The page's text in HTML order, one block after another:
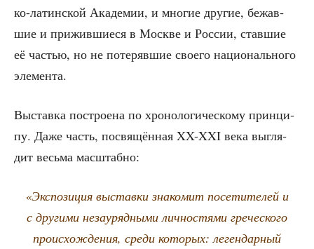
ко-латин­ской Ака­де­мии, и мно­гие дру­гие, бежав­
шие и при­жив­ши­е­ся в Москве и Рос­сии, став­шие
её частью, но не поте­ряв­шие сво­е­го наци­о­наль­но­го
элемента.
Выстав­ка постро­е­на по хро­но­ло­ги­че­ско­му прин­ци­
пу. Даже часть, посвя­щён­ная XX-XXI века выгля­
дит весь­ма масштабно:
«Экс­по­зи­ция выстав­ки зна­ко­мит посе­ти­те­лей и
с дру­ги­ми неза­у­ряд­ны­ми лич­но­стя­ми гре­че­ско­го
про­ис­хож­де­ния, сре­ди кото­рых: леген­дар­ный